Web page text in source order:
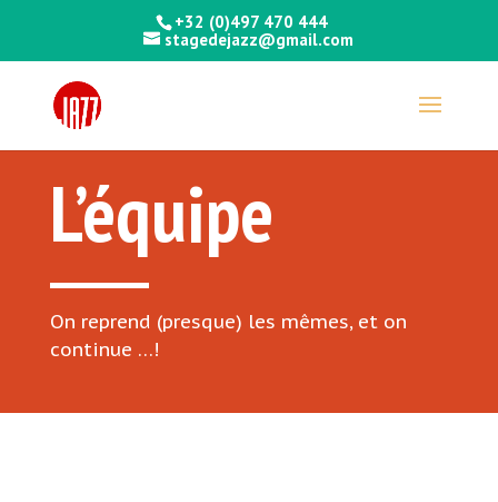
+32 (0)497 470 444
stagedejazz@gmail.com
L’équipe
On reprend (presque) les mêmes, et on
continue …!